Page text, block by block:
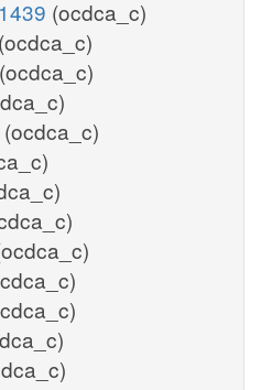
(ocdca_c)
(ocdca_c)
(ocdca_c)
(ocdca_c)